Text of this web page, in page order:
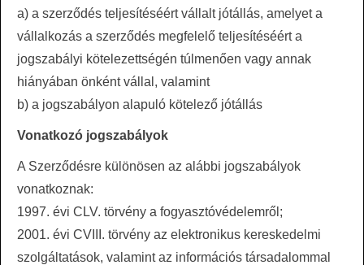
a) a szerződés teljesítéséért vállalt jótállás, amelyet a
vállalkozás a szerződés megfelelő teljesítéséért a
jogszabályi kötelezettségén túlmenően vagy annak
hiányában önként vállal, valamint
b) a jogszabályon alapuló kötelező jótállás
Vonatkozó jogszabályok
A Szerződésre különösen az alábbi jogszabályok
vonatkoznak:
1997. évi CLV. törvény a fogyasztóvédelemről;
2001. évi CVIII. törvény az elektronikus kereskedelmi
szolgáltatások, valamint az információs társadalommal